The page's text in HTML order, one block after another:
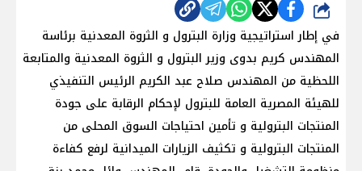
شارك
في إطار استراتيجية وزارة البترول و الثروة المعدنية برئاسة
المهندس كريم بدوى وزير البترول و الثروة المعدنية والمتابعة
اللحظية من المهندس صلاح عبد الكريم الرئيس التنفيذي
للهيئة المصرية العامة للبترول لإحكام الرقابة على جودة
المنتجات البترولية و تأمين احتياجات السوق المحلى من
المنتجات البترولية و تكثيف الزيارات الميدانية لرفع كفاءة